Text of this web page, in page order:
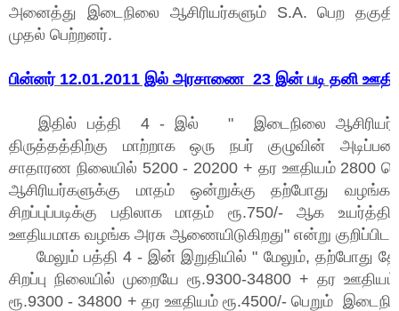
அனைத்து இடைநிலை ஆசிரியர்களும் S.A. பெற
முதல் பெற்றனர்.
பின்னர் 12.01.2011 இல் அரசாணை 23 இன் படி தனி
இதில் பத்தி 4 - இல் " இடைநிலை
திருத்தத்திற்கு மாற்றாக ஒரு நபர் குழுவின்
சாதாரண நிலையில் 5200 - 20200 + தர ஊதியம் 2800
ஆசிரியர்களுக்கு மாதம் ஒன்றுக்கு தற்போது
சிறப்புப்படிக்கு பதிலாக மாதம் ரூ.750/- ஆக
ஊதியமாக வழங்க அரசு ஆணையிடுகிறது" என்று
மேலும் பத்தி 4 - இன் இறுதியில் " மேலும், தற்போது
சிறப்பு நிலையில் முறையே ரூ.9300-34800 + தர
ரூ.9300 - 34800 + தர ஊதியம் ரூ.4500/- பெறும்